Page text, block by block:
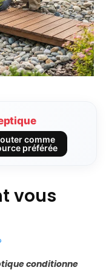
comme
préférée
vous
conditionne